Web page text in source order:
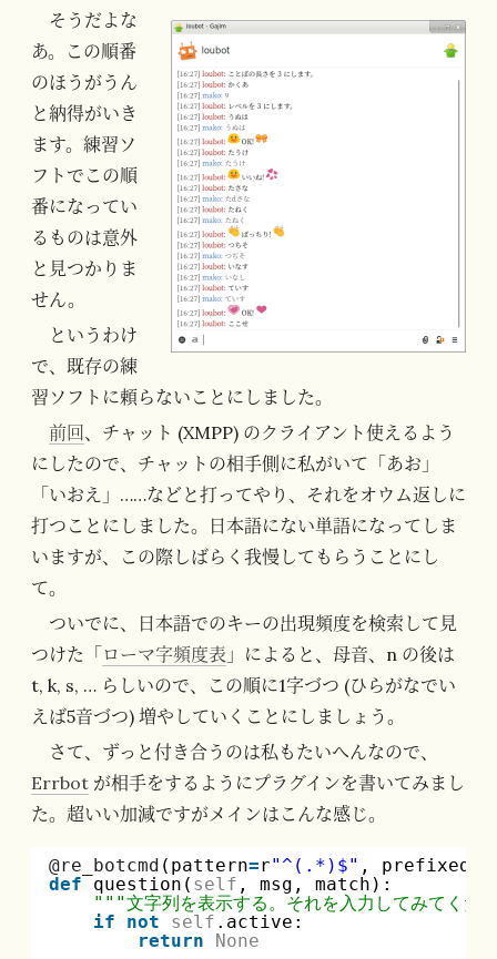
そうだよな
あ。この順番
のほうがうん
と納得がいき
ます。練習ソ
フトでこの順
番になってい
るものは意外
と見つかりま
せん。
というわけ
で、既存の練
習ソフトに頼らないことにしました。
前回、チャット (XMPP) のクライアント使えるよう
にしたので、チャットの相手側に私がいて「あお」
「いおえ」……などと打ってやり、それをオウム返しに
打つことにしました。日本語にない単語になってしま
いますが、この際しばらく我慢してもらうことにし
て。
ついでに、日本語でのキーの出現頻度を検索して見
つけた「 ローマ字頻度表 」によると、母音、n の後は
t, k, s, … らしいので、この順に1字づつ (ひらがなでい
えば5音づつ) 増やしていくことにしましょう。
さて、ずっと付き合うのは私もたいへんなので、
Errbot が相手をするようにプラグインを書いてみまし
た。超いい加減ですがメインはこんな感じ。
@re_botcmd (pattern=r"^(.*)$" , prefixed
def
question( self , msg, match):
"""文字列を表示する。それを入力してみてくだ
if
not self .active:
return
None